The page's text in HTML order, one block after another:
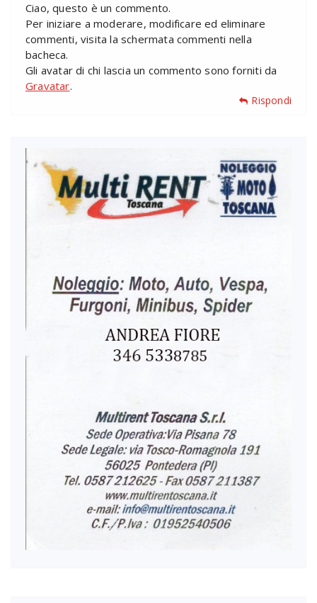
Ciao, questo è un commento.
Per iniziare a moderare, modificare ed eliminare
commenti, visita la schermata commenti nella
bacheca.
Gli avatar di chi lascia un commento sono forniti da
Gravatar.
Rispondi